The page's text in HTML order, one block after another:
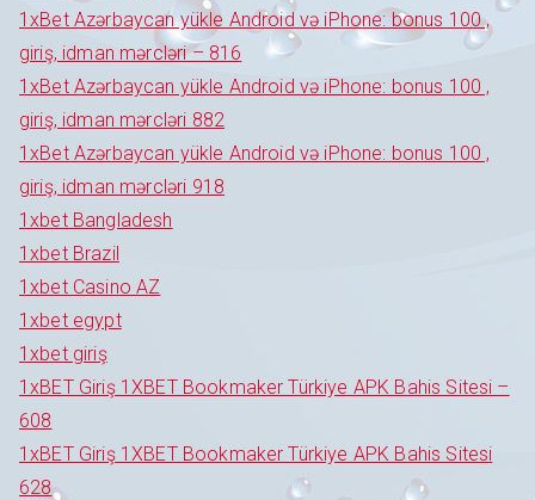
1xBet Azərbaycan yükle Android və iPhone: bonus 100 ,
giriş, idman mərcləri – 816
1xBet Azərbaycan yükle Android və iPhone: bonus 100 ,
giriş, idman mərcləri 882
1xBet Azərbaycan yükle Android və iPhone: bonus 100 ,
giriş, idman mərcləri 918
1xbet Bangladesh
1xbet Brazil
1xbet Casino AZ
1xbet egypt
1xbet giriş
1xBET Giriş 1XBET Bookmaker Türkiye APK Bahis Sitesi –
608
1xBET Giriş 1XBET Bookmaker Türkiye APK Bahis Sitesi
628